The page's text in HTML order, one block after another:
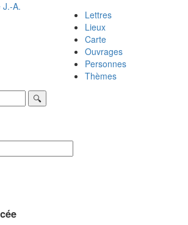
J.-A.
Lettres
Lieux
Carte
Ouvrages
Personnes
Thèmes